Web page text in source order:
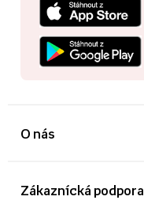
O nás
Zákaznícká podpora